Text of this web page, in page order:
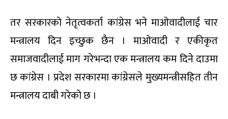
तर सरकारको नेतृत्वकर्ता कांग्रेस भने माओवादीलाई चार
मन्त्रालय दिन इच्छुक छैन । माओवादी र एकीकृत
समाजवादीलाई माग गरेभन्दा एक मन्त्रालय कम दिने दाउमा
छ कांग्रेस । प्रदेश सरकारमा कांग्रेसले मुख्यमन्त्रीसहित तीन
मन्त्रालय दाबी गरेको छ ।